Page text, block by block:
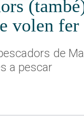
volen
de
a pescar